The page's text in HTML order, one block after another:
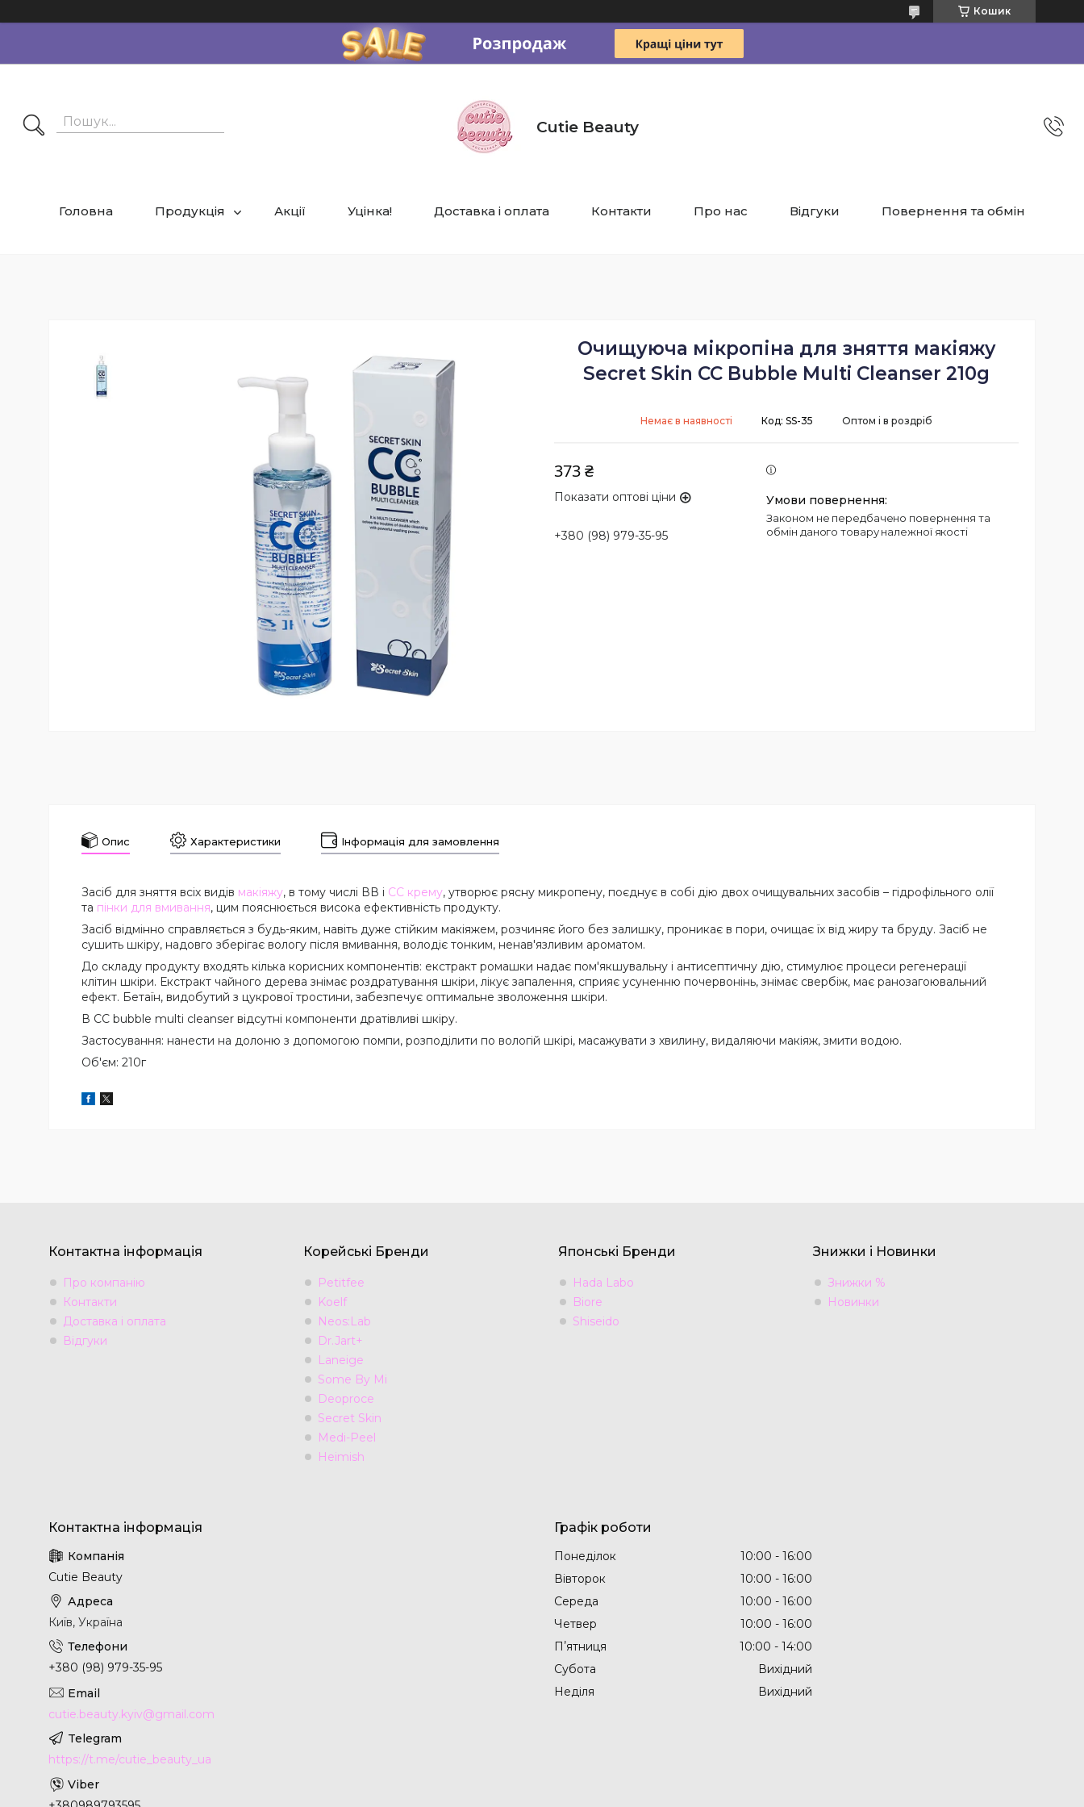
Кошик
Cutie Beauty
Головна Продукція Акції Уцінка! Доставка і оплата Контакти Про нас Відгуки Повернення та обмін
Очищуюча мікропіна для зняття макіяжу
Secret Skin CC Bubble Multi Cleanser 210g
Немає в наявності Оптом і в роздріб
Код: SS-35
373 ₴
Показати оптові ціни
+380 (98) 979-35-95
Законом не передбачено повернення та
обмін даного товару належної якості
Опис Характеристики Інформація для замовлення
Засіб для зняття всіх видів макіяжу, в тому числі ВВ і СС крему, утворює рясну микропену, поєднує в собі дію двох очищувальних засобів – гідрофільного олії
та пінки для вмивання, цим пояснюється висока ефективність продукту.
Засіб відмінно справляється з будь-яким, навіть дуже стійким макіяжем, розчиняє його без залишку, проникає в пори, очищає їх від жиру та бруду. Засіб не
сушить шкіру, надовго зберігає вологу після вмивання, володіє тонким, ненав'язливим ароматом.
До складу продукту входять кілька корисних компонентів: екстракт ромашки надає пом'якшувальну і антисептичну дію, стимулює процеси регенерації
клітин шкіри. Екстракт чайного дерева знімає роздратування шкіри, лікує запалення, сприяє усуненню почервонінь, знімає свербіж, має ранозагоювальний
ефект. Бетаїн, видобутий з цукрової тростини, забезпечує оптимальне зволоження шкіри.
В CC bubble multi cleanser відсутні компоненти дратівливі шкіру.
Застосування: нанести на долоню з допомогою помпи, розподілити по вологій шкірі, масажувати з хвилину, видаляючи макіяж, змити водою.
Об'єм: 210г
Контактна інформація
Про компанію
Контакти
Доставка і оплата
Відгуки
Корейські Бренди
Petitfee
Koelf
Neos:Lab
Dr.Jart+
Laneige
Some By Mi
Deoproce
Secret Skin
Medi-Peel
Heimish
Японські Бренди
Hada Labo
Biore
Shiseido
Знижки і Новинки
Знижки %
Новинки
Cutie Beauty
Київ, Україна
+380 (98) 979-35-95
cutie.beauty.kyiv@gmail.com
https://t.me/cutie_beauty_ua
Графік роботи
Понеділок 10:00
16:00
Вівторок
10:00
16:00
Середа
10:00
16:00
Четвер
10:00
16:00
Пʼятниця
10:00
14:00
Субота
Вихідний
Неділя
Вихідний